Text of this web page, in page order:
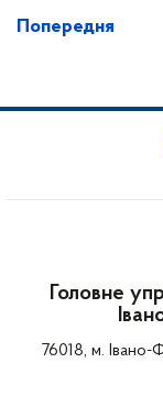
Попередня
Головне
76018, м. Івано-